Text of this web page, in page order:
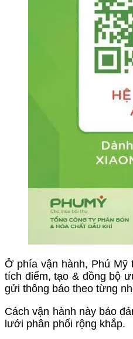
Ở phía vận hành, Phú Mỹ
tích điểm, tạo & đồng bộ
gửi thông báo theo từng
Cách vận hành này bảo
lưới phân phối rộng khắp.